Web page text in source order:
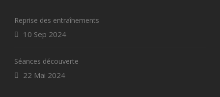
Reprise des entraînements
10 Sep 2024
Séances découverte
22 Mai 2024